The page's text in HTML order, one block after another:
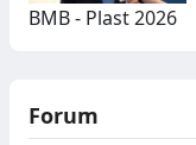
BMB - Plast 2026
Forum